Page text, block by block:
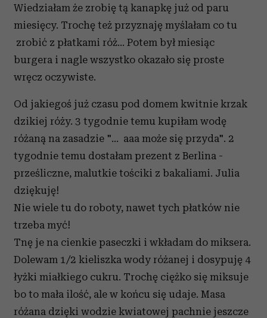
Wiedziałam że zrobię tą kanapkę już od paru
miesięcy. Trochę też przyznaję myślałam co tu
zrobić z płatkami róż... Potem był miesiąc
burgera i nagle wszystko okazało się proste
wręcz oczywiste.
Od jakiegoś już czasu pod domem kwitnie krzak
dzikiej róży. 3 tygodnie temu kupiłam wodę
różaną na zasadzie "... aaa może się przyda". 2
tygodnie temu dostałam prezent z Berlina -
prześliczne, malutkie tościki z bakaliami. Julia
dziękuję!
Nie wiele tu do roboty, nawet tych płatków nie
trzeba myć!
Tnę je na cienkie paseczki i wkładam do miksera.
Dolewam 1/2 kieliszka wody różanej i dosypuję 4
łyżki miałkiego cukru. Trochę ciężko się miksuje
bo to mała ilość, ale w końcu się udaje. Masa
różana dzięki wodzie kwiatowej pachnie jeszcze